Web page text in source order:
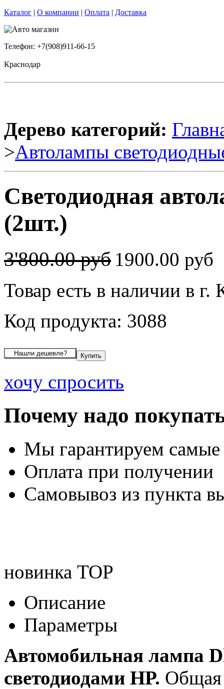
Каталог | О компании | Оплата | Доставка
Телефон: +7(908)911-66-15
Краснодар
Дерево категорий:
>Автолампы
Светодиодная
(2шт.)
3'800.00 руб 1900.00 руб
Товар есть в наличии в г.
Код продукта: 3088
хочу спросить
Почему надо
Мы гарантируем
Оплата при получении
Самовывоз из пункта
новинка TOP
Описание
Параметры
Автомобильная лампа
светодиодами HP. Общая